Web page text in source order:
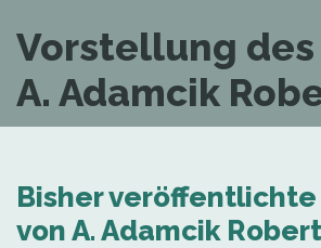
Vorstellung des
A. Adamcik
Bisher
von A. Adamcik